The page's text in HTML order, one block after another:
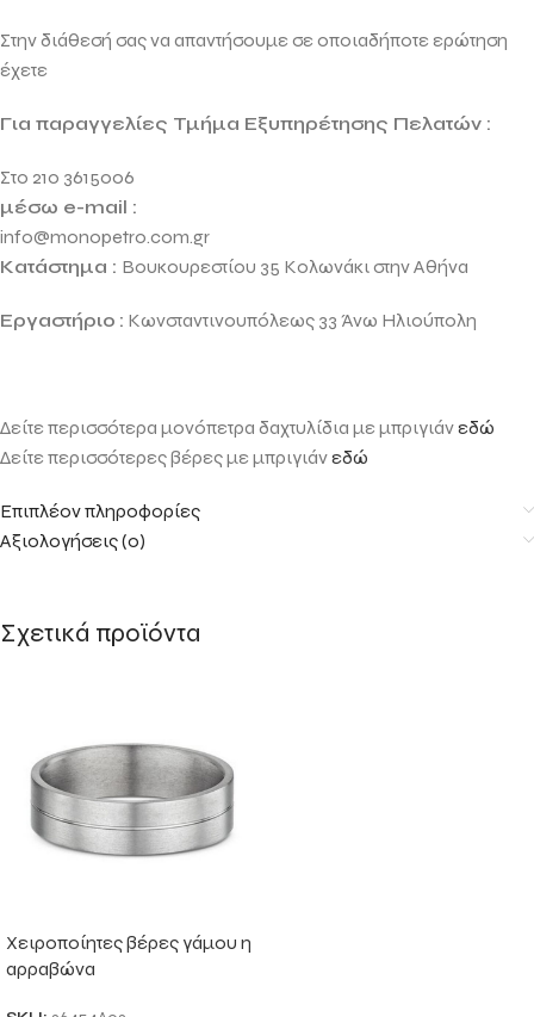
Στην διάθεσή σας να απαντήσουμε σε οποιαδήποτε ερώτηση
έχετε
Για παραγγελίες Τμήμα Εξυπηρέτησης Πελατών :
Στο 210 3615006
μέσω e-mail :
info@monopetro.com.gr
Κατάστημα : Βουκουρεστίου 35 Κολωνάκι στην Αθήνα
Εργαστήριο : Κωνσταντινουπόλεως 33 Άνω Ηλιούπολη
Δείτε περισσότερα μονόπετρα δαχτυλίδια με μπριγιάνεδώ
Δείτε περισσότερες βέρες με μπριγιάνεδώ
Επιπλέον πληροφορίες
Αξιολογήσεις (0)
Σχετικά προϊόντα
Χειροποίητες βέρες γάμου η
αρραβώνα